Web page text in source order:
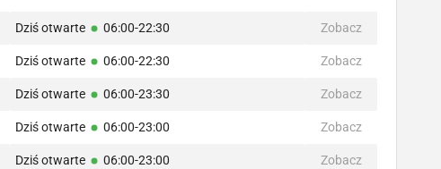
Dziś otwarte 06:00-22:30 Zobacz
Dziś otwarte 06:00-22:30 Zobacz
Dziś otwarte 06:00-23:30 Zobacz
Dziś otwarte 06:00-23:00 Zobacz
Dziś otwarte 06:00-23:00 Zobacz